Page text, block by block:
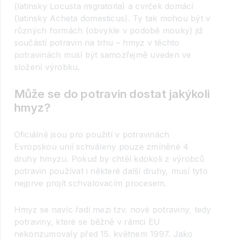
(latinsky Locusta migratoria) a cvrček domácí
(latinsky Acheta domesticus). Ty tak mohou být v
různých formách (obvykle v podobě mouky) již
součástí potravin na trhu – hmyz v těchto
potravinách musí být samozřejmě uveden ve
složení výrobku.
Může se do potravin dostat jakýkoli
hmyz?
Oficiálně jsou pro použití v potravinách
Evropskou unií schváleny pouze zmíněné 4
druhy hmyzu. Pokud by chtěl kdokoli z výrobců
potravin používat i některé další druhy, musí tyto
nejprve projít schvalovacím procesem.
Hmyz se navíc řadí mezi tzv. nové potraviny, tedy
potraviny, které se běžně v rámci EU
nekonzumovaly před 15. květnem 1997. Jako